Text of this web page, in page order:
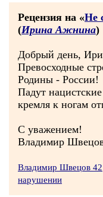
Рецензия на «Не
(Ирина Ажнина)
Добрый день,
Превосходные
Родины - России!
Падут
кремля к ногам
С уважением!
Владимир
Владимир Швецов 42
нарушении